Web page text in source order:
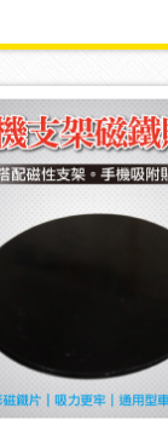
19
皮套/輔助器
角鏡
角鏡18